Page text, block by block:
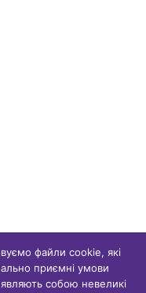
"ГР ВАРТА" | Всі права
файли cookie, які
приємні умови
собою невеликі